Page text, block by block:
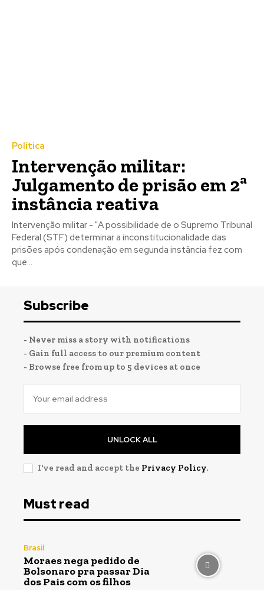
Política
Intervenção militar:
Julgamento de prisão em 2ª
instância reativa
Intervenção militar - "A possibilidade de o Supremo Tribunal
Federal (STF) determinar a inconstitucionalidade das
prisões após condenação em segunda instância fez com
que...
Subscribe
- Never miss a story with notifications
- Gain full access to our premium content
- Browse free from up to 5 devices at once
UNLOCK ALL
I've read and accept the Privacy Policy.
Must read
Brasil
Moraes nega pedido de
Bolsonaro pra passar Dia
dos Pais com os filhos